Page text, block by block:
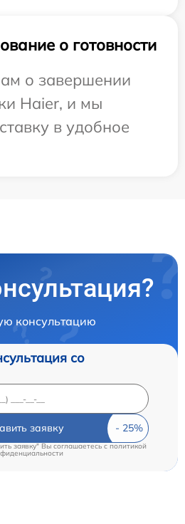
о готовности
о завершении
Haier, и мы
в удобное
консультацию
со
заявку
заявку" Вы соглашаетесь cполитикой